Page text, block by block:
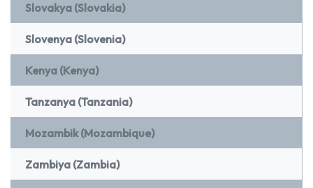
Slovakya (Slovakia)
Slovenya (Slovenia)
Kenya (Kenya)
Tanzanya (Tanzania)
Mozambik (Mozambique)
Zambiya (Zambia)